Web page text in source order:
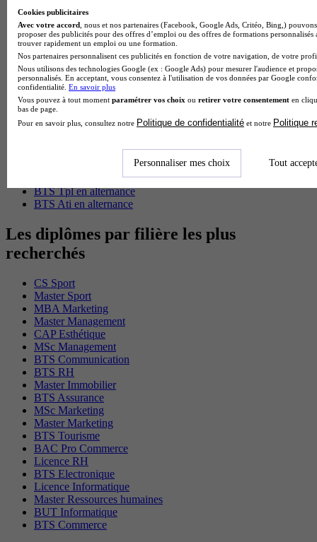
BTS Sp3s en alternance
Master CCA en alternance
BTS Ndrc en alternance
BTS Sam en alternance
Cap Fleuriste en alternance
BTS Sio en alternance
MSc Marketing Digital en alternance
BTS Gpme en alternance
Cap Electricien en alternance
BTS Gpn en alternance
BAC Pro Agora en alternance
BTS Iris en alternance
BTS Tpl en alternance
BTS Ati en alternance
Les diplômes par filière les plus
recherchés
CS Sport
Master Sport
MBA Marketing
Master Management
CAP Esthétique
MSc Management
BTS Communication
BTS RH
Master Immobilier
BTS Assurance
MSc Marketing
Master Marketing
BTS Tourisme
BAC Pro Commerce
Licence RH
BTS Electronique
Licence Informatique
Master Ressources humaines
BUT Informatique
BTS Commerce
Cookies publicitaires
Avec votre accord , nous et nos partenaires (Facebook, Google Ads, Critéo, Bing,)
proposer des publicités pour des offres d’emploi ou des offres de formations
trouver rapidement un emploi ou une formation.
Nos partenaires personnalisent ces publicités en fonction de votre navigation, de votre
Nous utilisons des technologies Google (ex : Google Ads) pour mesurer l'audience et
personnalisés. En acceptant, vous consentez à l'utilisation de vos données par Google
confidentialité. En savoir plus
Vous pouvez à tout moment paramétrer vos choix ou retirer votre consentement en
bas de page.
Pour en savoir plus, consultez notre Politique de confidentialité et notre Politique
Personnaliser mes choix Tout